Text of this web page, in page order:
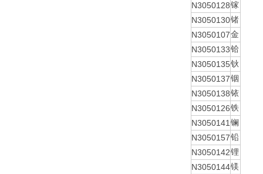
N3050128镓
N3050130锗
N3050107金
N3050133铪
N3050135钬
N3050137铟
N3050138铱
N3050126铁
N3050141 镧
N3050157铅
N3050142锂
N3050144镁